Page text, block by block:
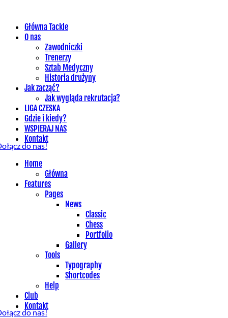
Główna Tackle
O nas
Zawodniczki
Trenerzy
Sztab Medyczny
Historia drużyny
Jak zacząć?
Jak wygląda rekrutacja?
LIGA CZESKA
Gdzie i kiedy?
WSPIERAJ NAS
Kontakt
do nas!
Home
Główna
Features
Pages
News
Classic
Chess
Portfolio
Gallery
Tools
Typography
Shortcodes
Help
Club
Kontakt
do nas!